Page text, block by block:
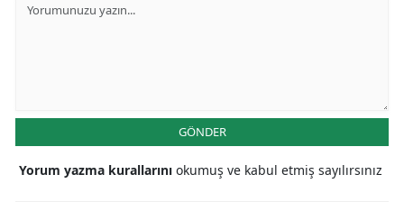
İstanbul
GÖNDER
Yorum yazma kurallarını okumuş ve kabul etmiş sayılırsınız